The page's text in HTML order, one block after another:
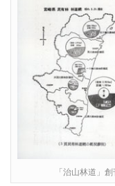
「治山林道」